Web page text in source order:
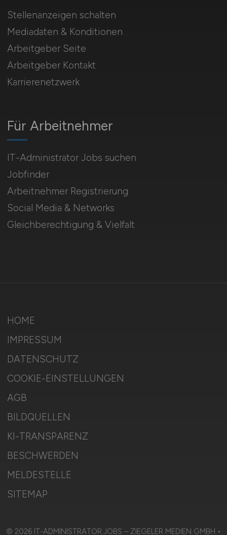
Für Arbeitnehmer
IT-Administrator Jobs suchen
Jobfinder
Arbeitnehmer Registrierung
Social Media & Networks
Gleichberechtigung & Vielfalt
Stellenanzeigen schalten
Mediadaten & Konditionen
Arbeitgeber Seite
Arbeitgeber Kontakt
Karrierenetzwerk
HOME
IMPRESSUM
DATENSCHUTZ
COOKIE-EINSTELLUNGEN
AGB
BILDQUELLEN
KI-TRANSPARENZ
BESCHWERDEN
MELDESTELLE
SITEMAP
© 2026 IT-ADMINISTRATOR.JOBS – ZIEGELER MEDIEN GMBH •